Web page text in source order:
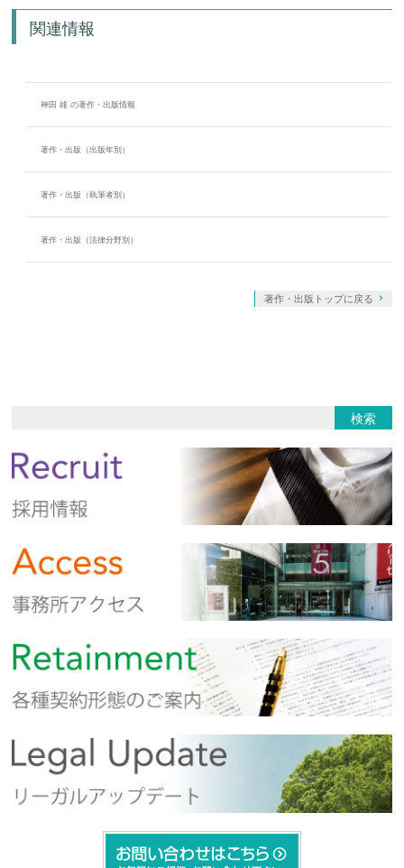
関連情報
神田 雄 の著作・出版情報
著作・出版（出版年別）
著作・出版（執筆者別）
著作・出版（法律分野別）
著作・出版トップに戻る